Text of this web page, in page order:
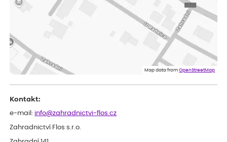
ověřený nákup
Jana
Flos je nejlepší &#129321;
Map data fromOpenStreetMap
Kontakt:
e-mail: info@zahradnictvi-flos.cz
Zahradnictví Flos s.r.o.